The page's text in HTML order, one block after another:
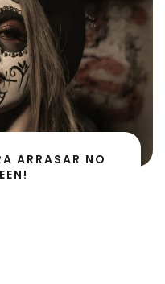
ARRASAR NO